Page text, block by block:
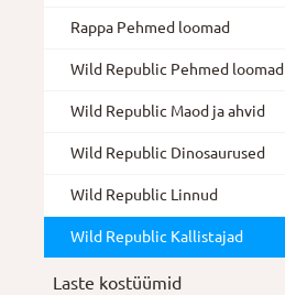
Rappa Pehmed loomad
Wild Republic Pehmed loomad
Wild Republic Maod ja ahvid
Wild Republic Dinosaurused
Wild Republic Linnud
Wild Republic Kallistajad
Laste kostüümid